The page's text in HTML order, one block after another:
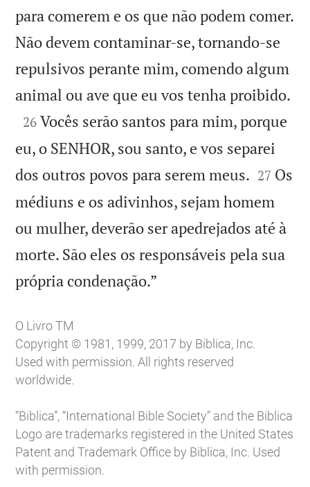
para comerem e os que não podem comer.
Não devem contaminar-se, tornando-se
repulsivos perante mim, comendo algum
animal ou ave que eu vos tenha proibido.

26 Vocês serão santos para mim, porque
eu, o SENHOR, sou santo, e vos separei
dos outros povos para serem meus. 

27 Os
médiuns e os adivinhos, sejam homem
ou mulher, deverão ser apedrejados até à
morte. São eles os responsáveis pela sua
própria condenação.”
O Livro TM
Copyright © 1981, 1999, 2017 by Biblica, Inc.
Used with permission. All rights reserved
worldwide.
“Biblica”, “International Bible Society” and the Biblica
Logo are trademarks registered in the United States
Patent and Trademark Office by Biblica, Inc. Used
with permission.